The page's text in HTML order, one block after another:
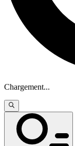
Chargement...